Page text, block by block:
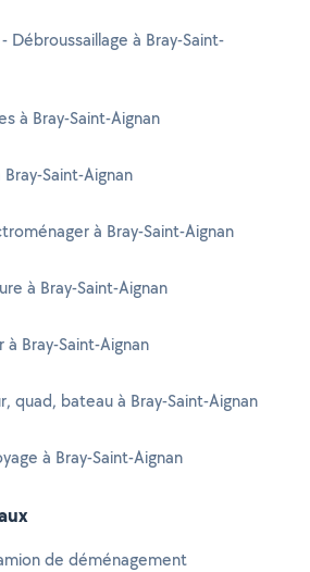
Débroussaillage à Bray-Saint-
à Bray-Saint-Aignan
Saint-Aignan
à Bray-Saint-Aignan
à Bray-Saint-Aignan
Bray-Saint-Aignan
quad, bateau à Bray-Saint-Aignan
à Bray-Saint-Aignan
de déménagement